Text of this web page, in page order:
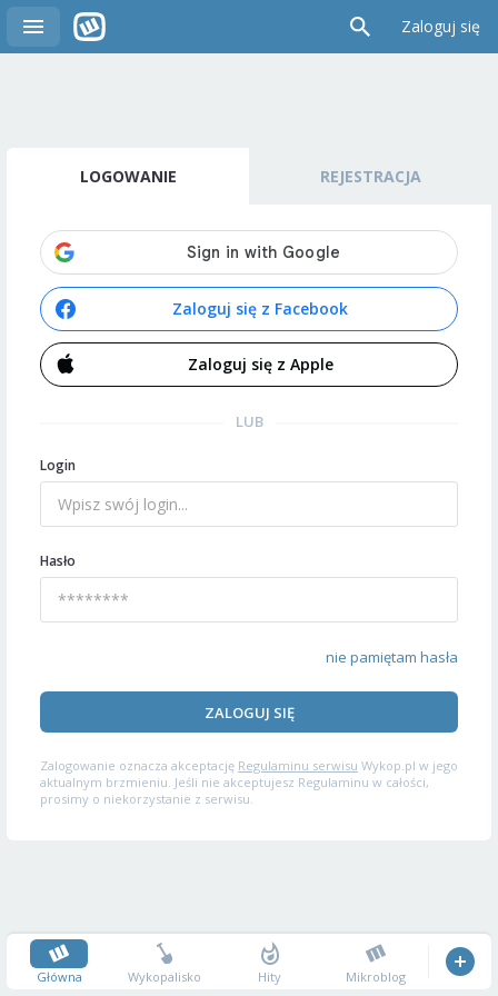
Zaloguj się
LOGOWANIE REJESTRACJA
Zaloguj się z Facebook
Zaloguj się z Apple
LUB
Login
Hasło
nie pamiętam hasła
ZALOGUJ SIĘ
Zalogowanie oznacza akceptację Regulaminu serwisu Wykop.pl w jego
aktualnym brzmieniu. Jeśli nie akceptujesz Regulaminu w całości,
prosimy o niekorzystanie z serwisu.
Główna Wykopalisko Hity Mikroblog